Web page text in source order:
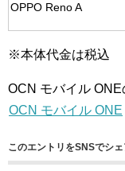
OPPO Reno A
※本体代金は税込
OCN モバイル ONE
OCN モバイル ONE
このエントリをSNSでシ